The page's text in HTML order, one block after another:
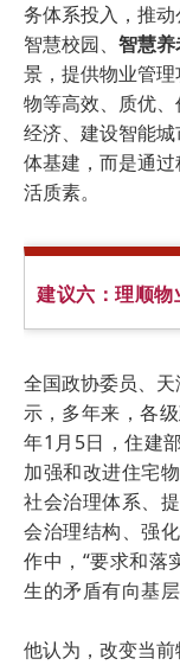
务体系投入，推动
智慧校园、 智慧
景，提供物业管
物等高效、质优
经济、建设智能
体基建，而是通
活质素。
建议六：理顺物
全国政协委员、
示， 多年来，各
年1月5日，住建
加强和改进住宅
社会治理体系、
会治理结构、强
作中，“要求和落
生的矛盾有向基
他认为，改变当